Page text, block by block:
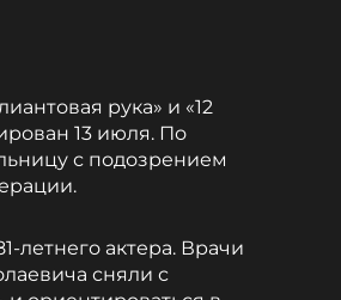
рука» и «12
13 июля. По
с подозрением
летнего актера. Врачи
сняли с